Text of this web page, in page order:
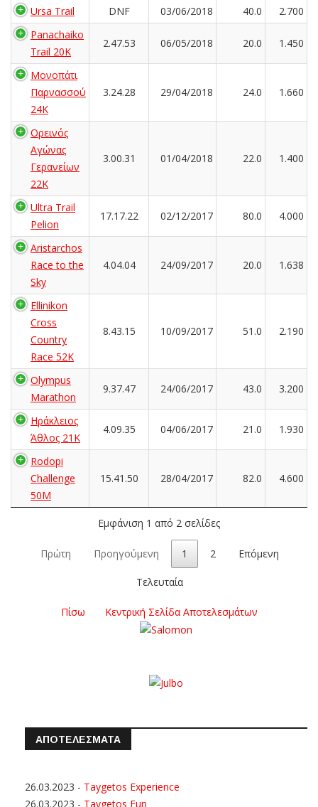
Ursa Trail
DNF 03/06/2018 40.0
2.700
Panachaiko
Trail 20K
2.47.53 06/05/2018 20.0 1.450
Μονοπάτι
Παρνασσού
24K
3.24.28 29/04/2018 24.0 1.660
Ορεινός
Αγώνας
Γερανείων
22Κ
3.00.31 01/04/2018 22.0 1.400
Ultra Trail
Pelion
17.17.22 02/12/2017 80.0 4.000
Aristarchos
Race to the
Sky
4.04.04 24/09/2017 20.0 1.638
Ellinikon
Cross
Country
Race 52K
8.43.15 10/09/2017 51.0 2.190
Olympus
Marathon
9.37.47 24/06/2017 43.0 3.200
Ηράκλειος
Άθλος 21K
4.09.35 04/06/2017 21.0 1.930
Rodopi
Challenge
50M
15.41.50 28/04/2017 82.0 4.600
Εμφάνιση 1 από 2 σελίδες
Πρώτη Προηγούμενη 1 2 Επόμενη
Τελευταία
Πίσω Κεντρική Σελίδα Αποτελεσμάτων
ΑΠΟΤΕΛΕΣΜΑΤΑ
26.03.2023 - Taygetos Experience
26.03.2023 - Taygetos Fun